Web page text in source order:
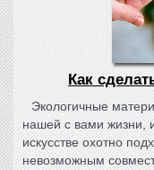
Как
Экологичные
нашей с вами жизни,
искусстве охотно
невозможным